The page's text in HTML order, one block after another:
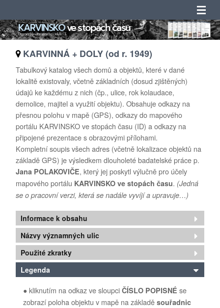
Úvod
Novinky
Obsah
Katalogy
Seznamy
Adresáře
O projektu
Poděkování...
KARVINSKOve stopách času
Doprovodný web mapového portálu ArcGIS
KARVINNÁ + DOLY (od r. 1949)
Tabulkový katalog všech domů a objektů, které v dané
lokalitě existovaly, včetně základních (dosud zjištěných)
údajů ke každému z nich (čp., ulice, rok kolaudace,
demolice, majitel a využití objektu). Obsahuje odkazy na
přesnou polohu v mapě (GPS), odkazy do mapového
portálu KARVINSKO ve stopách času (ID) a odkazy na
připojené prezentace s obrazovými přílohami.
Kompletní soupis všech adres (včetně lokalizace objektů na
základě GPS) je výsledkem dlouholeté badatelské práce p.
Jana POLAKOVIČE, který jej poskytl výlučně pro účely
mapového portálu KARVINSKO ve stopách času. (Jedná
se o pracovní verzi, která se nadále vyvíjí a upravuje…)
Informace k obsahu
Názvy významných ulic
Použité zkratky
Legenda
● kliknutím na odkaz ve sloupci ČÍSLO POPISNÉ se
zobrazí poloha objektu v mapě na základě souřadnic